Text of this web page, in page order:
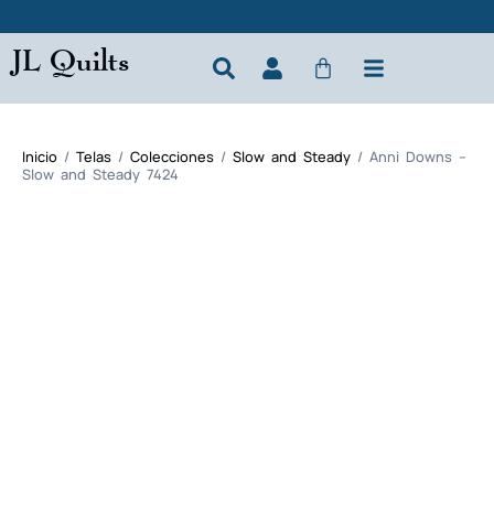
JL Quilts
Inicio / Telas / Colecciones / Slow and Steady / Anni Downs –
Slow and Steady 7424